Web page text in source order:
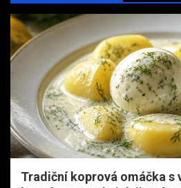
Tradiční koprová omáčka s